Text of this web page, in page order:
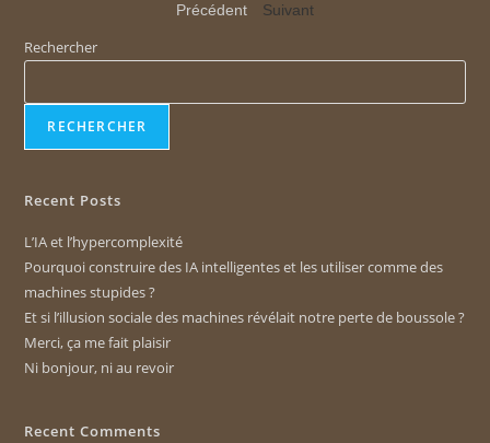
Précédent Suivant
Rechercher
RECHERCHER
Recent Posts
L’IA et l’hypercomplexité
Pourquoi construire des IA intelligentes et les utiliser comme des
machines stupides ?
Et si l’illusion sociale des machines révélait notre perte de boussole ?
Merci, ça me fait plaisir
Ni bonjour, ni au revoir
Recent Comments